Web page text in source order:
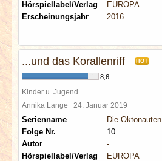
Hörspiellabel/Verlag
EUROPA
Erscheinungsjahr
2016
...und das Korallenriff HOT
8,6
Kinder u. Jugend
Annika Lange 24. Januar 2019
Serienname
Die Oktonauten
Folge Nr.
10
Autor
-
Hörspiellabel/Verlag
EUROPA